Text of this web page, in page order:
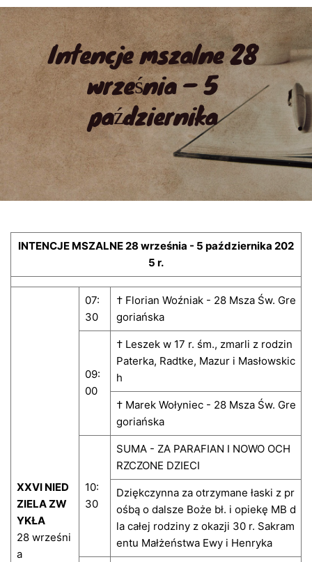
Intencje mszalne 28
września – 5
października
INTENCJE MSZALNE 28 września - 5 października 202
5 r.
XXVI NIED
ZIELA ZW
YKŁA
28 wrześni
a
07:
30
† Florian Woźniak - 28 Msza Św. Gre
goriańska
09:
00
† Leszek w 17 r. śm., zmarli z rodzin
Paterka, Radtke, Mazur i Masłowskic
h
† Marek Wołyniec - 28 Msza Św. Gre
goriańska
10:
30
SUMA - ZA PARAFIAN I NOWO OCH
RZCZONE DZIECI
Dziękczynna za otrzymane łaski z pr
ośbą o dalsze Boże bł. i opiekę MB d
la całej rodziny z okazji 30 r. Sakram
entu Małżeństwa Ewy i Henryka